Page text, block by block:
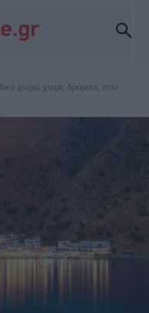
χωριό χωρίς δρόμους που